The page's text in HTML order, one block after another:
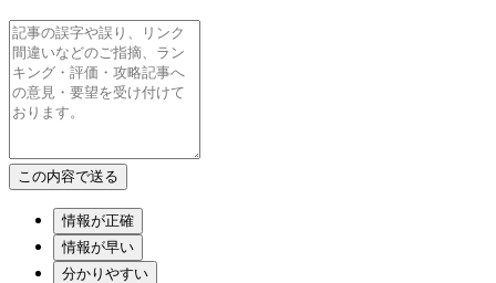
情報が正確
情報が早い
分かりやすい